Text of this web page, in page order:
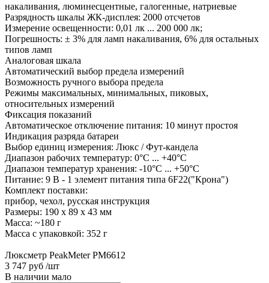
накаливания, люминесцентные, галогенные, натриевые
Разрядность шкалы ЖК-дисплея: 2000 отсчетов
Измерение освещенности: 0,01 лк ... 200 000 лк;
Погрешность: ± 3% для ламп накаливания, 6% для остальных
типов ламп
Аналоговая шкала
Автоматический выбор предела измерений
Возможность ручного выбора предела
Режимы максимальных, минимальных, пиковых,
относительных измерений
Фиксация показаний
Автоматическое отключение питания: 10 минут простоя
Индикация разряда батареи
Выбор единиц измерения: Люкс / Фут-кандела
Диапазон рабочих температур: 0°С ... +40°С
Диапазон температур хранения: -10°С ... +50°С
Питание: 9 В - 1 элемент питания типа 6F22("Крона")
Комплект поставки:
прибор, чехол, русская инструкция
Размеры: 190 х 89 х 43 мм
Масса: ~180 г
Масса с упаковкой: 352 г
Люксметр PeakMeter PM6612
3 747 руб /шт
В наличии мало